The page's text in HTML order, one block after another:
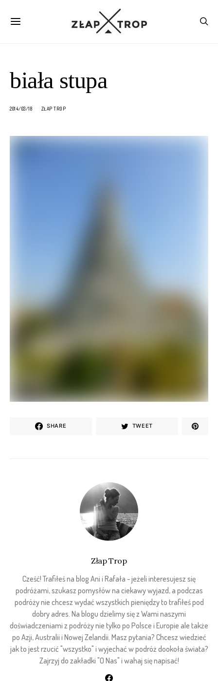
biała stupa
2014/03/18 ZŁAP TROP
SHARE TWEET
Złap Trop
Cześć! Trafiłeś na blog Ani i Rafała - jeżeli interesujesz się
podróżami, szukasz pomysłów na ciekawy wyjazd, a podczas
podróży nie chcesz wydać wszystkich pieniędzy to trafiłeś pod
dobry adres. Na blogu dzielimy się z Wami naszymi
doświadczeniami z podróży nie tylko po Polsce i Europie ale także
po Azji, Australii i Nowej Zelandii. Masz pytania? Chcesz wiedzieć
jak to jest rzucić "wszystko" i wyjechać w podróż dookoła świata?
Zajrzyj do zakładki "O Nas" i wahaj się napisać!